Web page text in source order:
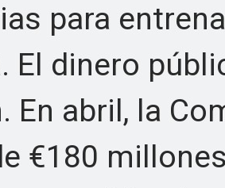
para
El dinero
En abril, la
€180